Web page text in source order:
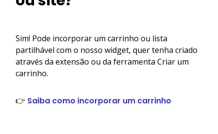
Sim! Pode incorporar um carrinho ou lista
partilhável com o nosso widget, quer tenha criado
através da extensão ou da ferramenta Criar um
carrinho.
👉 Saiba como incorporar um carrinho